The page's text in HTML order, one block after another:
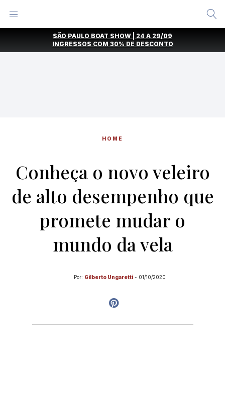
SÃO PAULO BOAT SHOW | 24 A 29/09
INGRESSOS COM 30% DE DESCONTO
HOME
Conheça o novo veleiro
de alto desempenho que
promete mudar o
mundo da vela
Por: Gilberto Ungaretti - 01/10/2020